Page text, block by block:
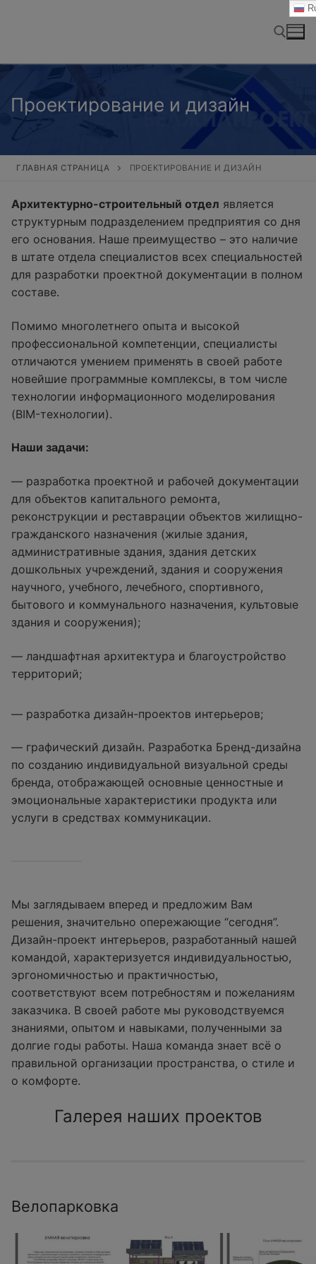
Проектирование и дизайн
ГЛАВНАЯ СТРАНИЦА ПРОЕКТИРОВАНИЕ И ДИЗАЙН
Архитектурно-строительный отдел является
структурным подразделением предприятия со дня
его основания. Наше преимущество – это наличие
в штате отдела специалистов всех специальностей
для разработки проектной документации в полном
составе.
Помимо многолетнего опыта и высокой
профессиональной компетенции, специалисты
отличаются умением применять в своей работе
новейшие программные комплексы, в том числе
технологии информационного моделирования
(BIM-технологии).
Наши задачи:
— разработка проектной и рабочей документации
для объектов капитального ремонта,
реконструкции и реставрации объектов жилищно-
гражданского назначения (жилые здания,
административные здания, здания детских
дошкольных учреждений, здания и сооружения
научного, учебного, лечебного, спортивного,
бытового и коммунального назначения, культовые
здания и сооружения);
— ландшафтная архитектура и благоустройство
территорий;
— разработка дизайн-проектов интерьеров;
— графический дизайн. Разработка Бренд-дизайна
по созданию индивидуальной визуальной среды
бренда, отображающей основные ценностные и
эмоциональные характеристики продукта или
услуги в средствах коммуникации.
Мы заглядываем вперед и предложим Вам
решения, значительно опережающие “сегодня”.
Дизайн-проект интерьеров, разработанный нашей
командой, характеризуется индивидуальностью,
эргономичностью и практичностью,
соответствуют всем потребностям и пожеланиям
заказчика. В своей работе мы руководствуемся
знаниями, опытом и навыками, полученными за
долгие годы работы. Наша команда знает всё о
правильной организации пространства, о стиле и
о комфорте.
Галерея наших проектов
Велопарковка